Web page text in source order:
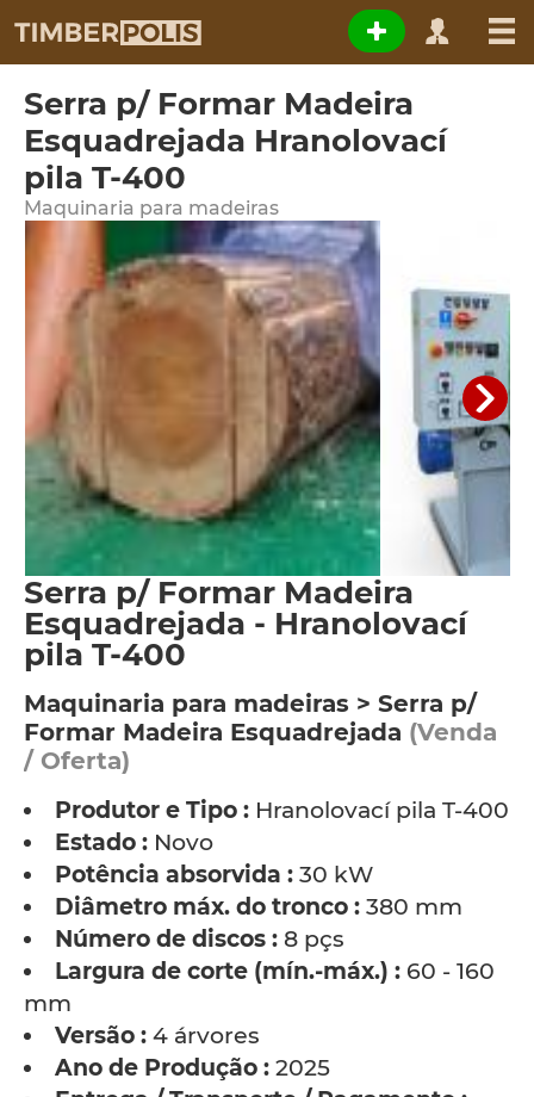
Serra p/ Formar Madeira
Esquadrejada Hranolovací
pila T-400
Maquinaria para madeiras
Serra p/ Formar Madeira
Esquadrejada - Hranolovací
pila T-400
Maquinaria para madeiras > Serra p/
Formar Madeira Esquadrejada (Venda
/ Oferta)
Produtor e Tipo : Hranolovací pila T-400
Estado : Novo
Potência absorvida : 30 kW
Diâmetro máx. do tronco : 380 mm
Número de discos : 8 pçs
Largura de corte (mín.-máx.) : 60 - 160
mm
Versão : 4 árvores
Ano de Produção : 2025